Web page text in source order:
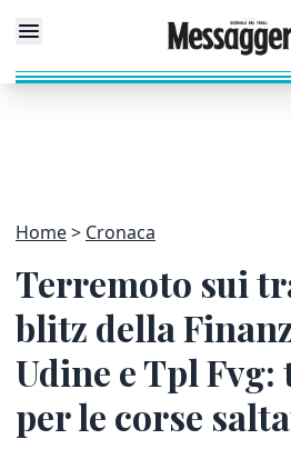
Home Cronaca
Terremoto sui
blitz della
Udine e Tpl
per le corse